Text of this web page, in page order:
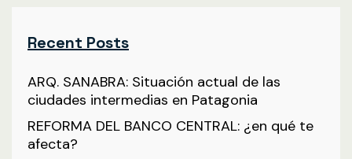
Recent Posts
ARQ. SANABRA: Situación actual de las
ciudades intermedias en Patagonia
REFORMA DEL BANCO CENTRAL: ¿en qué te
afecta?